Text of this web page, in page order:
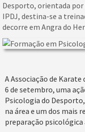
Desporto, orientada por
IPDJ, destina-se a
decorre em Angra do
A Associação de Karate
6 de setembro, uma
Psicologia do
na área e um dos mais
preparação